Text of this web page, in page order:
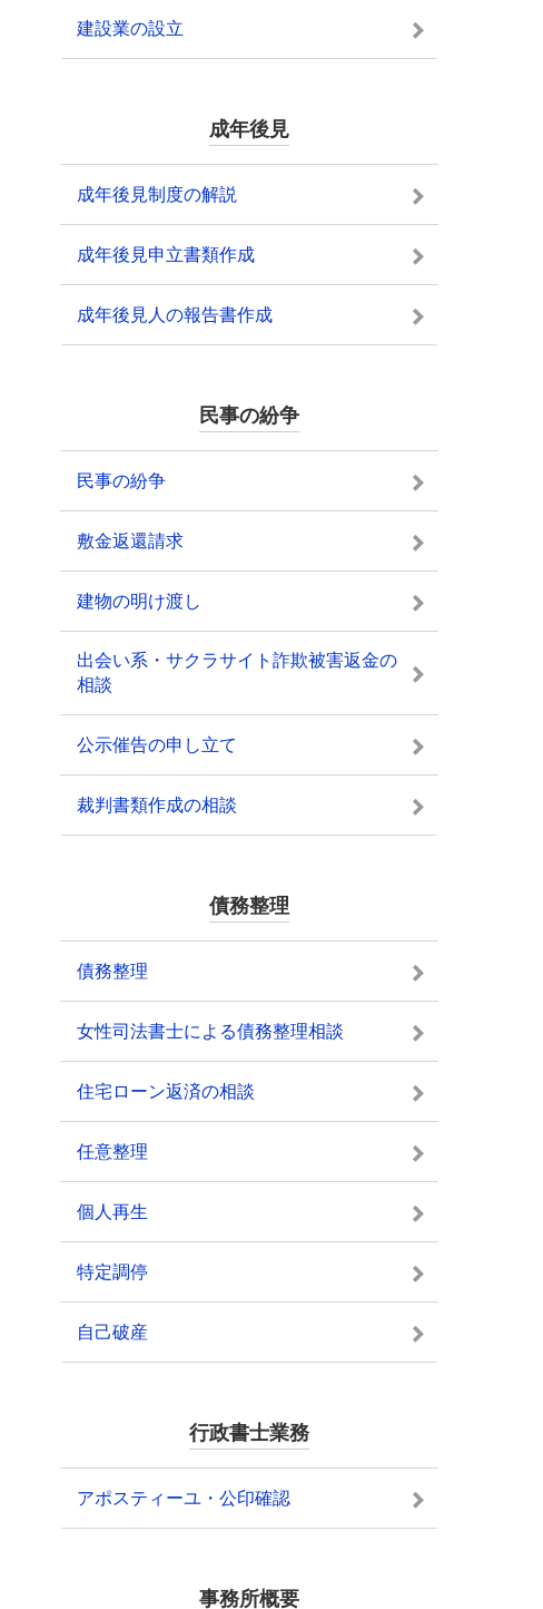
建設業の設立
成年後見
成年後見制度の解説
成年後見申立書類作成
成年後見人の報告書作成
民事の紛争
民事の紛争
敷金返還請求
建物の明け渡し
出会い系・サクラサイト詐欺被害返金の
相談
公示催告の申し立て
裁判書類作成の相談
債務整理
債務整理
女性司法書士による債務整理相談
住宅ローン返済の相談
任意整理
個人再生
特定調停
自己破産
行政書士業務
アポスティーユ・公印確認
事務所概要